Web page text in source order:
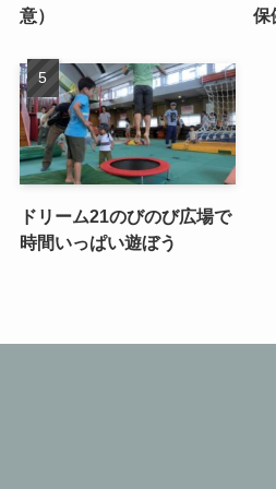
意） 保
ドリーム21のびのび広場で
時間いっぱい遊ぼう